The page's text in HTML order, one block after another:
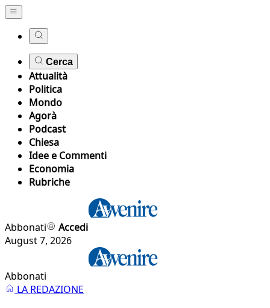
Cerca
Attualità
Politica
Mondo
Agorà
Podcast
Chiesa
Idee e Commenti
Economia
Rubriche
Abbonati
Accedi
August 7, 2026
Abbonati
LA REDAZIONE